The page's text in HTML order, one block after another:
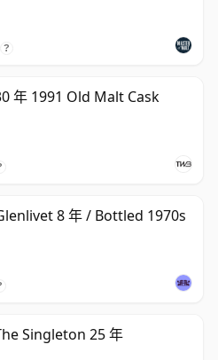
?
年 1991 Old Malt Cask
8 年 / Bottled 1970s
Singleton 25 年